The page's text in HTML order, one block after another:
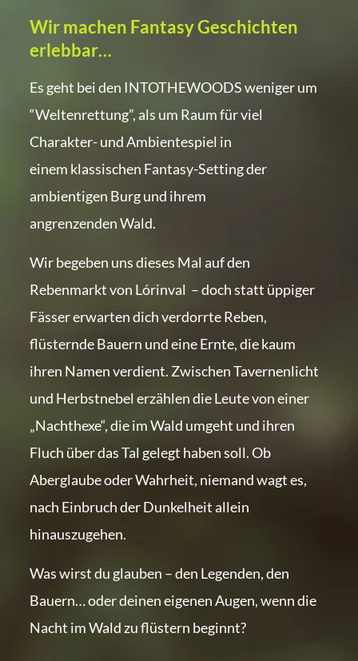
Wir machen Fantasy Geschichten
erlebbar…
Es geht bei den INTOTHEWOODS weniger um
“Weltenrettung”, als um Raum für viel
Charakter- und Ambientespiel in
einem klassischen Fantasy-Setting der
ambientigen Burg und ihrem
angrenzenden Wald.
Wir begeben uns dieses Mal auf den
Rebenmarkt von Lórinval – doch statt üppiger
Fässer erwarten dich verdorrte Reben,
flüsternde Bauern und eine Ernte, die kaum
ihren Namen verdient. Zwischen Tavernenlicht
und Herbstnebel erzählen die Leute von einer
„Nachthexe“, die im Wald umgeht und ihren
Fluch über das Tal gelegt haben soll. Ob
Aberglaube oder Wahrheit, niemand wagt es,
nach Einbruch der Dunkelheit allein
hinauszugehen.
Was wirst du glauben – den Legenden, den
Bauern… oder deinen eigenen Augen, wenn die
Nacht im Wald zu flüstern beginnt?